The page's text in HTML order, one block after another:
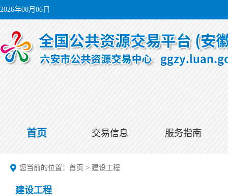
2026年08月06日
首页 交易信息 服务指南
您当前的位置： 首页 > 建设工程
建设工程